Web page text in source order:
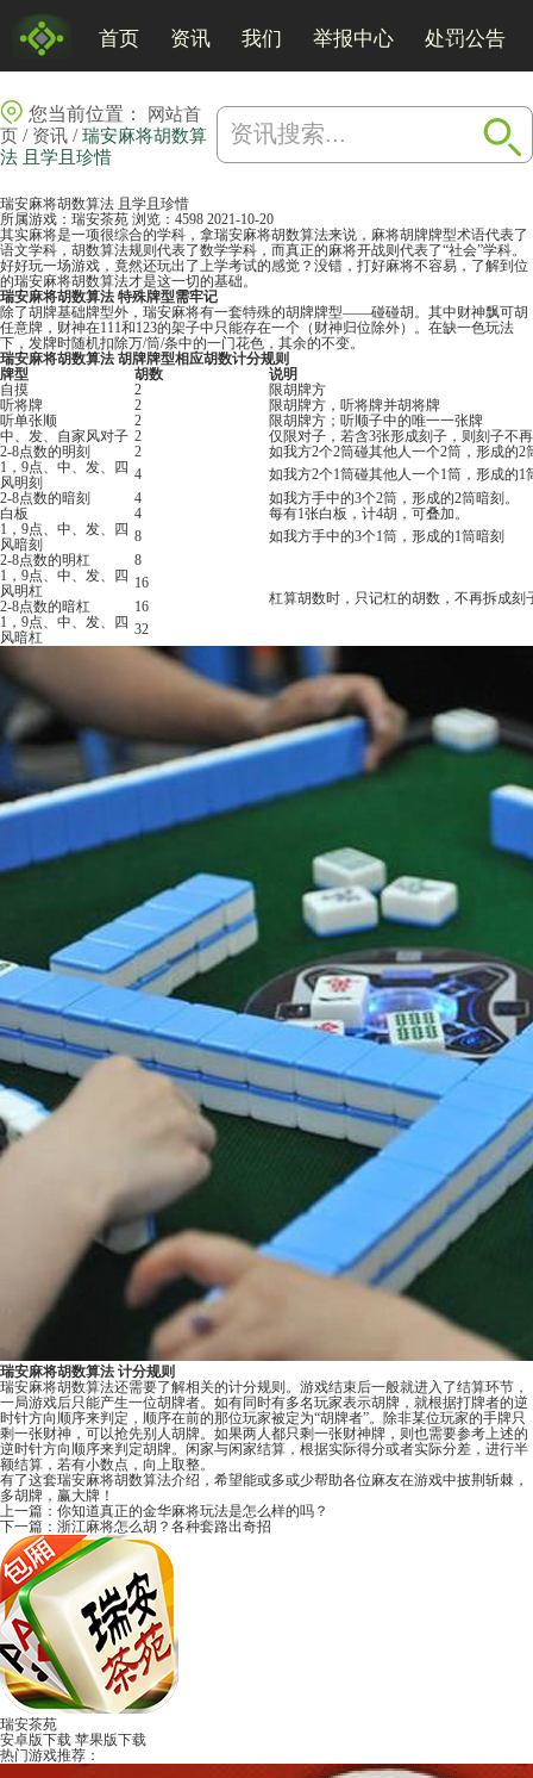
首页 资讯 我们 举报中心 处罚公告
您当前位置：
网站首
页 / 资讯 /瑞安麻将胡数算
法 且学且珍惜
瑞安麻将胡数算法 且学且珍惜
所属游戏： 瑞安茶苑 浏览：4598 2021-10-20
其实麻将是一项很综合的学科，拿瑞安麻将胡数算法来说，麻将胡牌牌型术语代表了
语文学科，胡数算法规则代表了数学学科，而真正的麻将开战则代表了“社会”学科。
好好玩一场游戏，竟然还玩出了上学考试的感觉？没错，打好麻将不容易，了解到位
的瑞安麻将胡数算法才是这一切的基础。
瑞安麻将胡数算法 特殊牌型需牢记
除了胡牌基础牌型外，瑞安麻将有一套特殊的胡牌牌型——碰碰胡。其中财神飘可胡
任意牌，财神在111和123的架子中只能存在一个（财神归位除外）。在缺一色玩法
下，发牌时随机扣除万/筒/条中的一门花色，其余的不变。
瑞安麻将胡数算法 胡牌牌型相应胡数计分规则
牌型
胡数
说明
自摸
2
限胡牌方
听将牌
2
限胡牌方，听将牌并胡将牌
听单张顺
2
限胡牌方；听顺子中的唯一一张牌
中、发、自家风对子 2
仅限对子，若含3张形成刻子，则刻子不
2-8点数的明刻
2
如我方2个2筒碰其他人一个2筒，形成的2
1，9点、中、发、四
风明刻
4
如我方2个1筒碰其他人一个1筒，形成的1
2-8点数的暗刻
4
如我方手中的3个2筒，形成的2筒暗刻。
白板
4
每有1张白板，计4胡，可叠加。
1，9点、中、发、四
风暗刻
8
如我方手中的3个1筒，形成的1筒暗刻
2-8点数的明杠
8
杠算胡数时，只记杠的胡数，不再拆成刻
1，9点、中、发、四
风明杠
16
2-8点数的暗杠
16
1，9点、中、发、四
风暗杠
32
瑞安麻将胡数算法 计分规则
瑞安麻将胡数算法还需要了解相关的计分规则。游戏结束后一般就进入了结算环节，
一局游戏后只能产生一位胡牌者。如有同时有多名玩家表示胡牌，就根据打牌者的逆
时针方向顺序来判定，顺序在前的那位玩家被定为“胡牌者”。除非某位玩家的手牌只
剩一张财神，可以抢先别人胡牌。如果两人都只剩一张财神牌，则也需要参考上述的
逆时针方向顺序来判定胡牌。闲家与闲家结算，根据实际得分或者实际分差，进行半
额结算，若有小数点，向上取整。
有了这套瑞安麻将胡数算法介绍，希望能或多或少帮助各位麻友在游戏中披荆斩棘，
多胡牌，赢大牌！
上一篇： 你知道真正的金华麻将玩法是怎么样的吗？
下一篇： 浙江麻将怎么胡？各种套路出奇招
瑞安茶苑
安卓版下载 苹果版下载
热门游戏推荐：